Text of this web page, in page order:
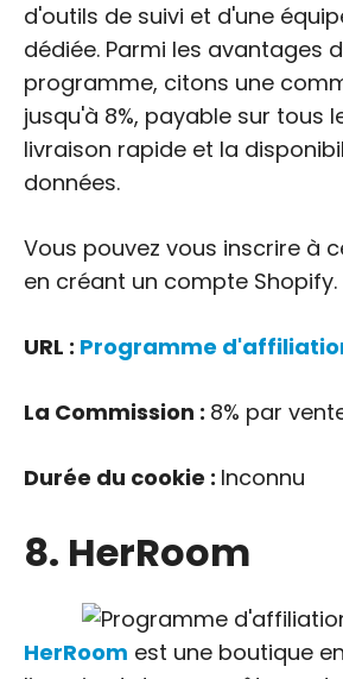
d'outils de suivi et d'une
dédiée. Parmi les avantages
programme, citons une
jusqu'à 8%, payable sur tous
livraison rapide et la
données.
Vous pouvez vous inscrire à
en créant un compte Shopify.
URL : Programme
La Commission : 8% par
Durée du cookie : Inconnu
8. HerRoom
HerRoom est une boutique